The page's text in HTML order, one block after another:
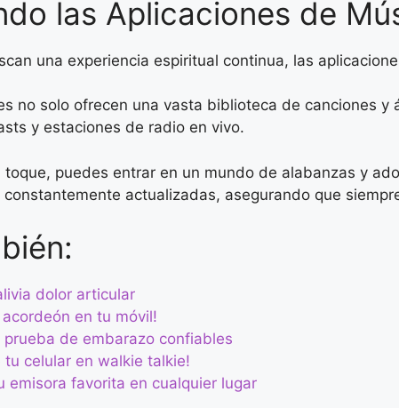
las Aplicaciones de
una experiencia espiritual continua, las
no solo ofrecen una vasta biblioteca de canciones
y estaciones de radio en vivo.
toque, puedes entrar en un mundo de alabanzas y
constantemente actualizadas, asegurando que
dolor articular
en tu móvil!
prueba de embarazo confiables
tu celular en walkie talkie!
emisora favorita en cualquier lugar